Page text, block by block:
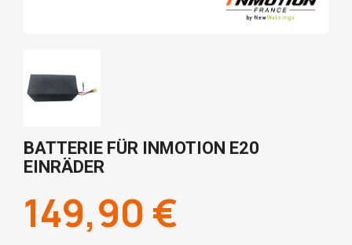
BATTERIE FÜR INMOTION E20
EINRÄDER
149,90 €